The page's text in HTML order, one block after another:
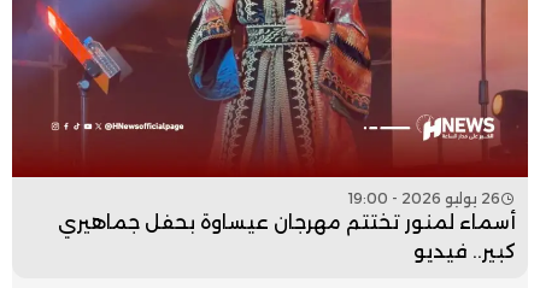
26 يوليو 2026 - 19:00
أسماء لمنور تختتم مهرجان عيساوة بحفل جماهيري
كبير.. فيديو